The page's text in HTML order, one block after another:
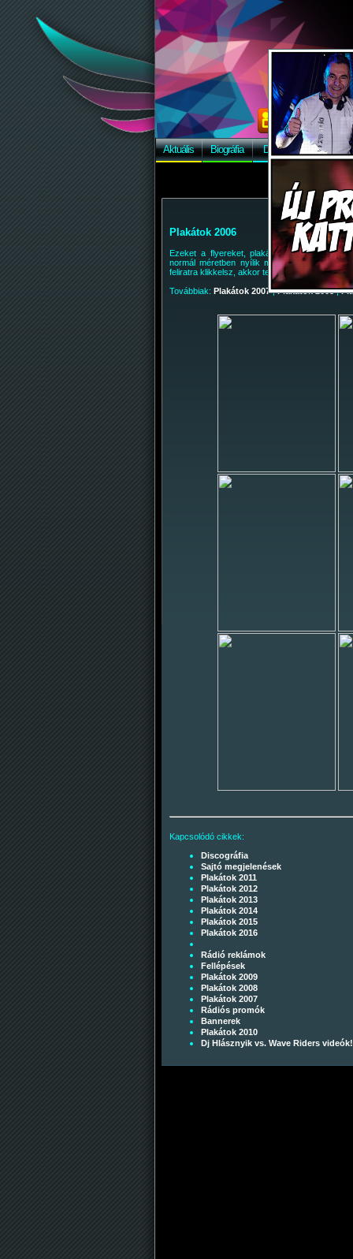
Aktuális Biográfia Discográfia Képek
Plakátok 2006
Ezeket a flyereket, plakátterveketZollee,
normál méretben nyílik meg a kép, akár
feliratra klikkelsz, akkor teljes méretben
Továbbiak: Plakátok 2007|Plakátok 2008|
Kapcsolódó cikkek:
Discográfia
Sajtó megjelenések
Plakátok 2011
Plakátok 2012
Plakátok 2013
Plakátok 2014
Plakátok 2015
Plakátok 2016
Rádió reklámok
Fellépések
Plakátok 2009
Plakátok 2008
Plakátok 2007
Rádiós promók
Bannerek
Plakátok 2010
Dj Hlásznyik vs. Wave Riders videók!